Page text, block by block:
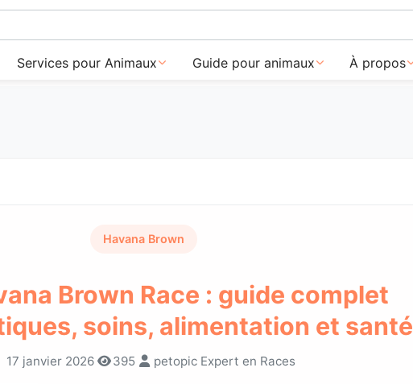
Services pour Animaux Guide pour animaux À propos
Havana Brown
Brown Race : guide complet
soins, alimentation et santé
17 janvier 2026 395 petopic Expert en Races